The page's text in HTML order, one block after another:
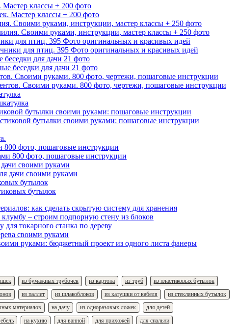
классы + 200 фото
Своими руками, инструкции, мастер классы + 250 фото
для птиц. 395 Фото оригинальных и красивых идей
для дачи 21 фото
Своими руками. 800 фото, чертежи, пошаговые инструкции
бутылки своими руками: пошаговые инструкции
800 фото, пошаговые инструкции
своими руками
бутылок
как сделать скрытую систему для хранения
– строим подпорную стену из блоков
для токарного станка по дереву
своими руками
руками: бюджетный проект из одного листа фанеры
из бумажных трубочек из картона из труб
из пластиковых бутылок
из паллет из шлакоблоков из катушки от кабеля
из стеклянных бутылок
материалов на дачу из одноразовых ложек
для детей
на кухню для ванной для прихожей для спальни